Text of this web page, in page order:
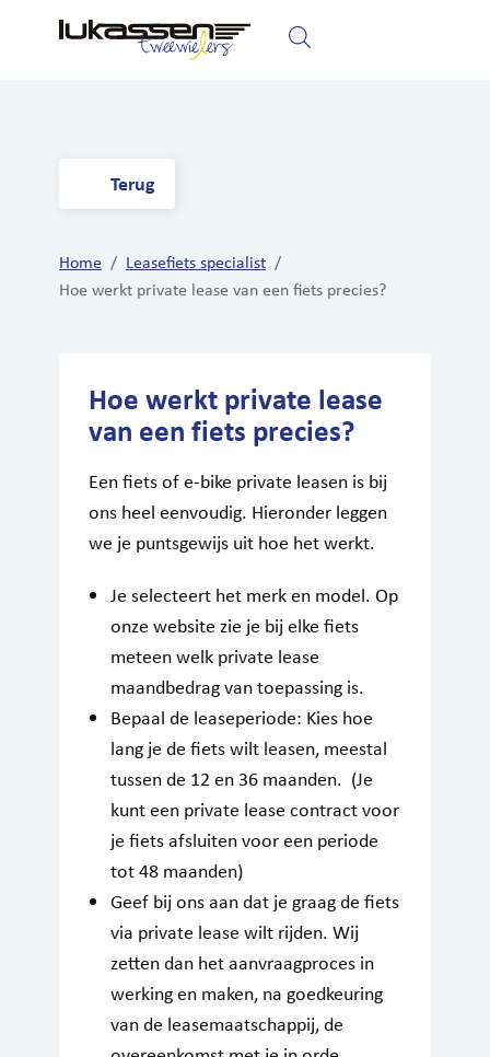
Home Fietsen Elektrische fietsen
Terug
Home / Leasefiets specialist /
Hoe werkt private lease van een fiets precies?
Hoe werkt private lease
van een fiets precies?
Een fiets of e-bike private leasen is bij
ons heel eenvoudig. Hieronder leggen
we je puntsgewijs uit hoe het werkt.
Je selecteert het merk en model. Op
onze website zie je bij elke fiets
meteen welk private lease
maandbedrag van toepassing is.
Bepaal de leaseperiode: Kies hoe
lang je de fiets wilt leasen, meestal
tussen de 12 en 36 maanden. (Je
kunt een private lease contract voor
je fiets afsluiten voor een periode
tot 48 maanden)
Geef bij ons aan dat je graag de fiets
via private lease wilt rijden. Wij
zetten dan het aanvraagproces in
werking en maken, na goedkeuring
van de leasemaatschappij, de